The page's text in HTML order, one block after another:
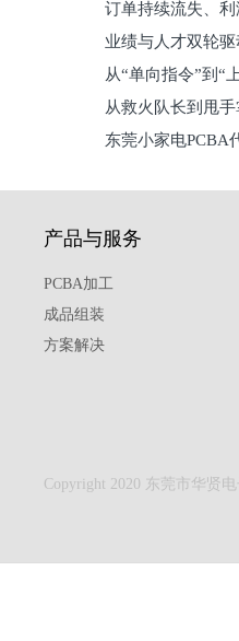
维锁客法则
订单持续流失、
理死穴必须堵住
业绩与人才双轮
从“单向指令”到“
关键从救火队长到甩
东莞小家电PCBA
产品与服务
PCBA加工
成品组装
方案解决
Copyright 2020 东莞市华贤